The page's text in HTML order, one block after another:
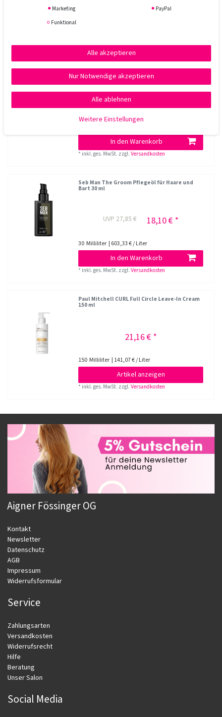
UVP 33,10 €
In den Warenkorb
* inkl. ges. MwSt. zzgl.Versandkosten
Seb Man The Groom Pflegeöl für Haare und
Bart 30 ml
UVP 27,85 € 18,10 € *
30 Milliliter | 603,33 € / Liter
In den Warenkorb
* inkl. ges. MwSt. zzgl.Versandkosten
Paul Mitchell CURL Full Circle Leave-In Cream
150 ml
21,16 € *
150 Milliliter | 141,07 € / Liter
Artikel anzeigen
* inkl. ges. MwSt. zzgl.Versandkosten
Aigner Fössinger OG
Kontakt
Newsletter
Datenschutz
AGB
Impressum
Widerrufsformular
Service
Zahlungsarten
Versandkosten
Widerrufsrecht
Hilfe
Beratung
Unser Salon
Social Media
Marketing
PayPal
Funktional
Alle akzeptieren
Nur Notwendige akzeptieren
Alle ablehnen
Weitere Einstellungen